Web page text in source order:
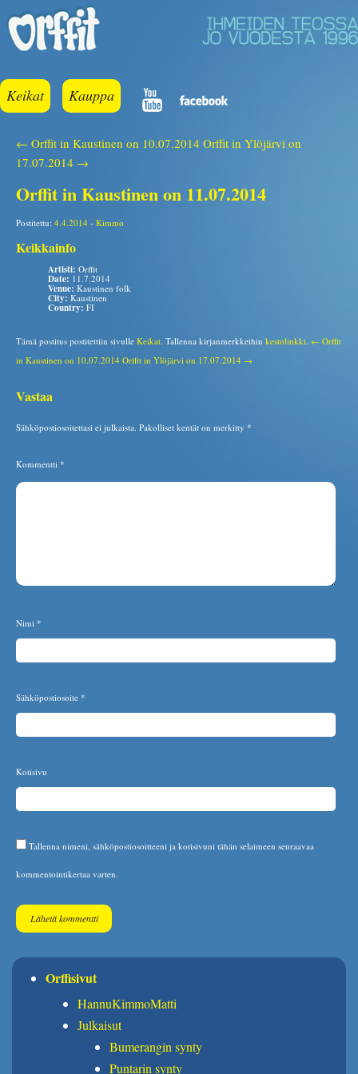
Keikat Kauppa
← Orffit in Kaustinen on 10.07.2014 Orffit in Ylöjärvi on
17.07.2014 →
Orffit in Kaustinen on 11.07.2014
Postitettu: 4.4.2014 - Kimmo
Keikkainfo
Artisti: Orffit
Date: 11.7.2014
Venue: Kaustinen folk
City: Kaustinen
Country: FI
Tämä postitus postitettiin sivulle Keikat . Tallenna kirjanmerkkeihin kestolinkki ← Orffit
in Kaustinen on 10.07.2014 Orffit in Ylöjärvi on 17.07.2014 →
Vastaa
Sähköpostiosoitettasi ei julkaista. Pakolliset kentät on merkitty *
Kommentti *
Nimi *
Sähköpostiosoite *
Kotisivu
Tallenna nimeni, sähköpostiosoitteeni ja kotisivuni tähän selaimeen seuraavaa
kommentointikertaa varten.
Orffisivut
HannuKimmoMatti
Julkaisut
Bumerangin synty
Puntarin synty